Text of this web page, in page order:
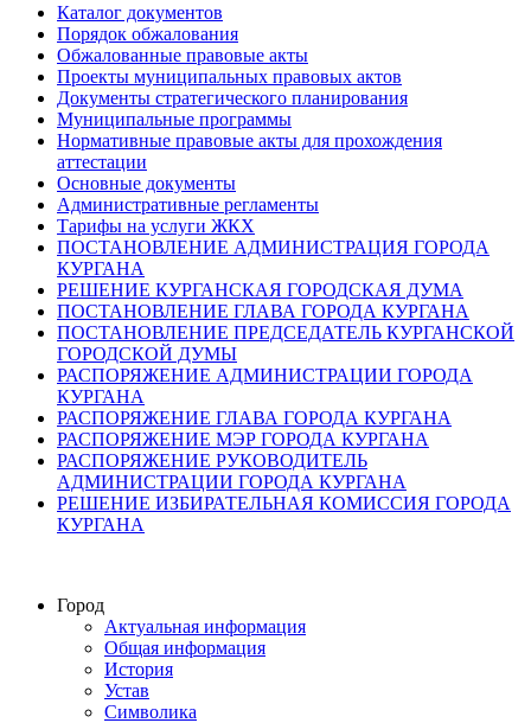
Каталог документов
Порядок обжалования
Обжалованные правовые акты
Проекты муниципальных правовых актов
Документы стратегического планирования
Муниципальные программы
Нормативные правовые акты для прохождения
аттестации
Основные документы
Административные регламенты
Тарифы на услуги ЖКХ
ПОСТАНОВЛЕНИЕ АДМИНИСТРАЦИЯ ГОРОДА
КУРГАНА
РЕШЕНИЕ КУРГАНСКАЯ ГОРОДСКАЯ ДУМА
ПОСТАНОВЛЕНИЕ ГЛАВА ГОРОДА КУРГАНА
ПОСТАНОВЛЕНИЕ ПРЕДСЕДАТЕЛЬ КУРГАНСКОЙ
ГОРОДСКОЙ ДУМЫ
РАСПОРЯЖЕНИЕ АДМИНИСТРАЦИИ ГОРОДА
КУРГАНА
РАСПОРЯЖЕНИЕ ГЛАВА ГОРОДА КУРГАНА
РАСПОРЯЖЕНИЕ МЭР ГОРОДА КУРГАНА
РАСПОРЯЖЕНИЕ РУКОВОДИТЕЛЬ
АДМИНИСТРАЦИИ ГОРОДА КУРГАНА
РЕШЕНИЕ ИЗБИРАТЕЛЬНАЯ КОМИССИЯ ГОРОДА
КУРГАНА
Город
Актуальная информация
Общая информация
История
Устав
Символика